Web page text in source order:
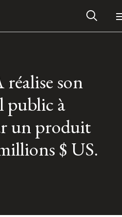
son
public à
un produit
$ US.